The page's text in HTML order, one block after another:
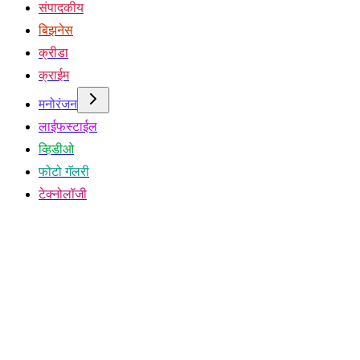
संपादकीय
बिझनेस
क्रीडा
क्राईम
मनोरंजन
लाईफस्टाईल
व्हिडीओ
फोटो गॅलरी
टेक्नोलॉजी